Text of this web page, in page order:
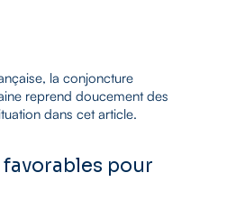
la conjoncture
reprend doucement des
dans cet article.
pour